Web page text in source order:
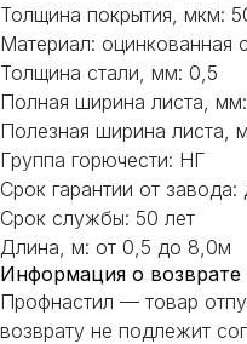
Толщина покрытия, мкм:
Материал: оцинкованная
Толщина стали, мм: 0,5
Полная ширина листа,
Полезная ширина листа,
Группа горючести: НГ
Срок гарантии от завода:
Срок службы: 50 лет
Длина, м: от 0,5 до 8,0м
Информация о возврате
Профнастил — товар
возврату не подлежит
НЕ НАШЛИ
ИЛИ НУЖНА
С ВЫБОРОМ?
Наш менеджер готов
все вопросы. Свяжитесь
телефону или
индивидуального